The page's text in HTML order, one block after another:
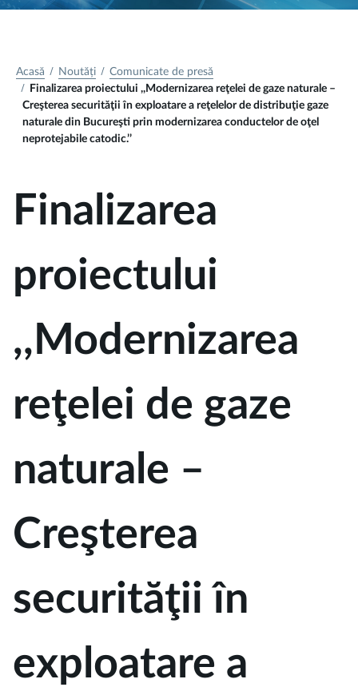
Acasă Noutăți
Comunicate de presă
Finalizarea proiectului ,,Modernizarea reţelei de gaze naturale –
Creşterea securităţii în exploatare a reţelelor de distribuţie gaze
naturale din Bucureşti prin modernizarea conductelor de oţel
neprotejabile catodic.’’
Finalizarea
proiectului
,,Modernizarea
reţelei de gaze
naturale –
Creşterea
securităţii în
exploatare a